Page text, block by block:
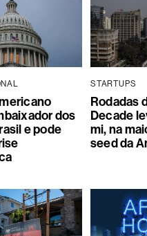
dos
e pode
STARTUPS
Rodadas
Decade
mi, na
seed da